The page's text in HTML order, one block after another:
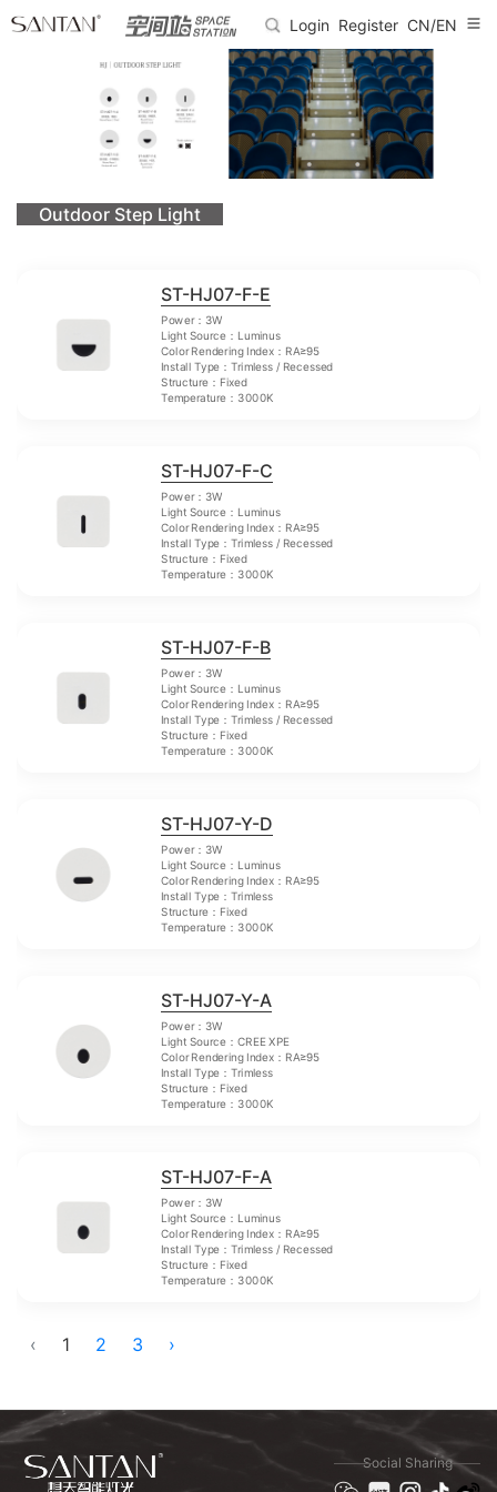
Login Register CN/EN
Outdoor Step Light
ST-HJ07-F-E
Power：3W
Light Source：Luminus
Color Rendering Index：RA≥95
Install Type：Trimless / Recessed
Structure：Fixed
Temperature：3000K
ST-HJ07-F-C
Power：3W
Light Source：Luminus
Color Rendering Index：RA≥95
Install Type：Trimless / Recessed
Structure：Fixed
Temperature：3000K
ST-HJ07-F-B
Power：3W
Light Source：Luminus
Color Rendering Index：RA≥95
Install Type：Trimless / Recessed
Structure：Fixed
Temperature：3000K
ST-HJ07-Y-D
Power：3W
Light Source：Luminus
Color Rendering Index：RA≥95
Install Type：Trimless
Structure：Fixed
Temperature：3000K
ST-HJ07-Y-A
Power：3W
Light Source：CREE XPE
Color Rendering Index：RA≥95
Install Type：Trimless
Structure：Fixed
Temperature：3000K
ST-HJ07-F-A
Power：3W
Light Source：Luminus
Color Rendering Index：RA≥95
Install Type：Trimless / Recessed
Structure：Fixed
Temperature：3000K
‹ 1 2 3 ›
Social Sharing